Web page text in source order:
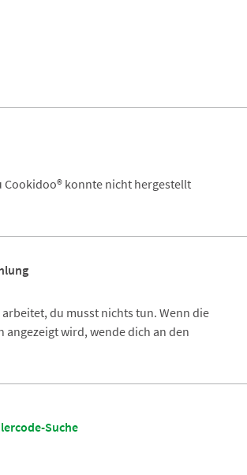
Cookidoo® konnte nicht hergestellt
du musst nichts tun. Wenn die
angezeigt wird, wende dich an den
Suche